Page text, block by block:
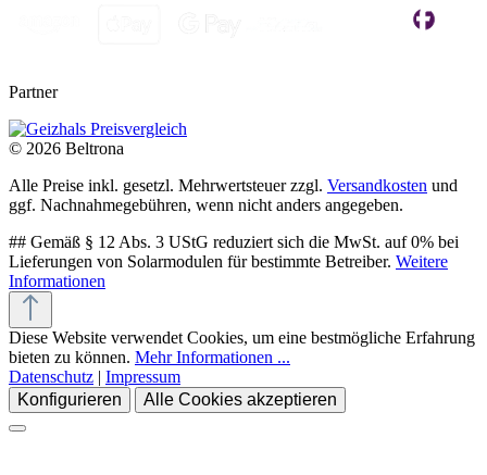
Partner
© 2026 Beltrona
Alle Preise inkl. gesetzl. Mehrwertsteuer zzgl. Versandkosten und
ggf. Nachnahmegebühren, wenn nicht anders angegeben.
## Gemäß § 12 Abs. 3 UStG reduziert sich die MwSt. auf 0% bei
Lieferungen von Solarmodulen für bestimmte Betreiber. Weitere
Informationen
Diese Website verwendet Cookies, um eine bestmögliche Erfahrung
bieten zu können. Mehr Informationen ...
Datenschutz | Impressum
Konfigurieren
Alle Cookies akzeptieren